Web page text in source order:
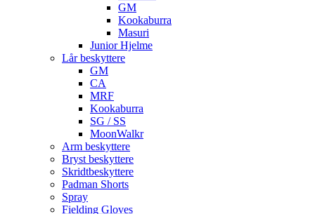
GM
Kookaburra
Masuri
Junior Hjelme
Lår beskyttere
GM
CA
MRF
Kookaburra
SG / SS
MoonWalkr
Arm beskyttere
Bryst beskyttere
Skridtbeskyttere
Padman Shorts
Spray
Fielding Gloves